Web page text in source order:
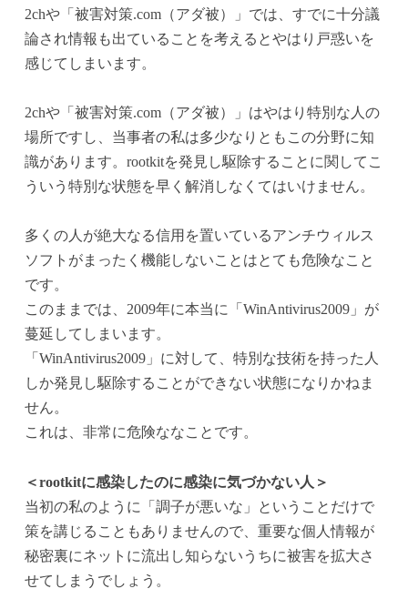
2chや「被害対策.com（アダ被）」では、すでに十分議
論され情報も出ていることを考えるとやはり戸惑いを
感じてしまいます。
2chや「被害対策.com（アダ被）」はやはり特別な人の
場所ですし、当事者の私は多少なりともこの分野に知
識があります。rootkitを発見し駆除することに関してこ
ういう特別な状態を早く解消しなくてはいけません。
多くの人が絶大なる信用を置いているアンチウィルス
ソフトがまったく機能しないことはとても危険なこと
です。
このままでは、2009年に本当に「WinAntivirus2009」が
蔓延してしまいます。
「WinAntivirus2009」に対して、特別な技術を持った人
しか発見し駆除することができない状態になりかねま
せん。
これは、非常に危険ななことです。
＜rootkitに感染したのに感染に気づかない人＞
当初の私のように「調子が悪いな」ということだけで
策を講じることもありませんので、重要な個人情報が
秘密裏にネットに流出し知らないうちに被害を拡大さ
せてしまうでしょう。